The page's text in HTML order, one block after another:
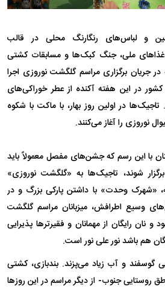
و لباس‌های رنگارنگ محلی در قالب
غذا‌های ملی، جنگ کبک‌ها و مسابقات کشتی
جریان برگزاری مراسم گلگشت نوروزی اجرا
در این هفته آکنده از عطر خوراکی‌های
در اولین روز بهار، با ماکت با شکوه
را آغاز می‌کنند.
با این رسم که جشن‌های مفصل معمولاً باید
شوند، تاجیک‌ها به «گلگشت نوروزی»
«شهرک وحدت» با داشتن پارکی بزرگ و در
وسیع اطرافش، میزبانان مراسم گلگشت
نان رایگان از مهمانان و فقیرتر‌ها پذیرایی
هم باشد نور علی نور است.
گوسفند و آب زیاد می‌پزند. بندبازی، کشتی
جنوب- از دیگر مراسم در این روز‌ها